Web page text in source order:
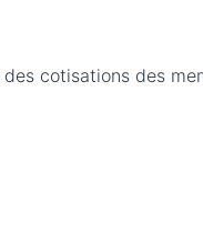
cotisations des